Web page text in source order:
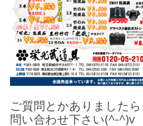
ご質問とかありました
問い合わせ下さい(^-^)v